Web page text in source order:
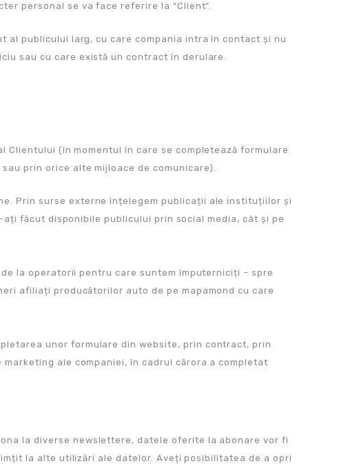
personal se va face referire la “Client”.
al publicului larg, cu care compania intra în contact și nu
sau cu care există un contract în derulare.
(în momentul în care se completează formulare
prin orice alte mijloace de comunicare).
Prin surse externe înțelegem publicații ale instituțiilor și
făcut disponibile publicului prin social media, cât și pe
la operatorii pentru care suntem împuterniciți – spre
afiliați producătorilor auto de pe mapamond cu care
unor formulare din website, prin contract, prin
ale companiei, în cadrul cărora a completat
la diverse newslettere, datele oferite la abonare vor fi
la alte utilizări ale datelor. Aveți posibilitatea de a opri